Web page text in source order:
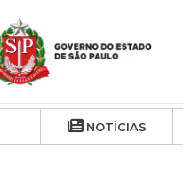
NOTÍCIAS